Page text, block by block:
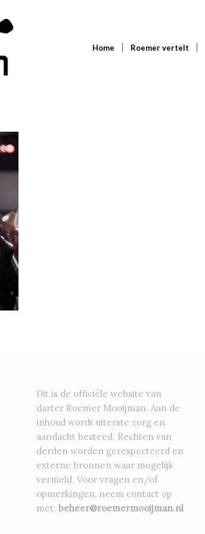
Home Roemer vertelt
Dit is de officiële website van
darter Roemer Mooijman. Aan de
inhoud wordt uiterste zorg en
aandacht besteed. Rechten van
derden worden gerespecteerd en
externe bronnen waar mogelijk
vermeld. Voor vragen en/of
opmerkingen, neem contact op
met: beheer@roemermooijman.nl